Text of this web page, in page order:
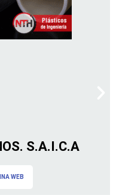
S.A.I.C.A
WEB